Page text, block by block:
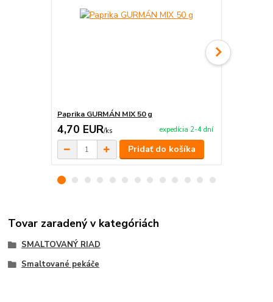
Paprika GURMÁN MIX 50 g
4,70 EUR/ks expedícia 2-4 dní
Pridať do košíka
Tovar zaradený v kategóriách
SMALTOVANÝ RIAD
Smaltované pekáče